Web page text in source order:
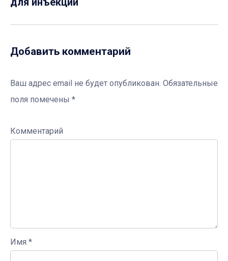
Добавить комментарий
Ваш адрес email не будет опубликован. Обязательные
поля помечены *
Комментарий
Имя *